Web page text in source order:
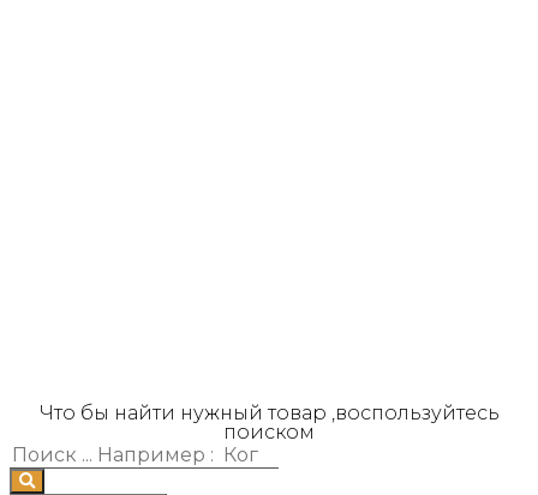
Что бы найти нужный товар ,воспользуйтесь
поиском